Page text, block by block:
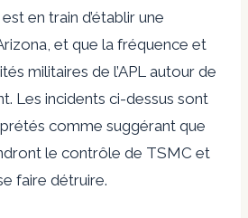
en train d’établir une
et que la fréquence et
militaires de l’APL autour de
Les incidents ci-dessus sont
comme suggérant que
le contrôle de TSMC et
faire détruire.